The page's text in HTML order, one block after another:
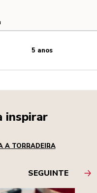
5 anos
inspirar
A TORRADEIRA
SEGUINTE